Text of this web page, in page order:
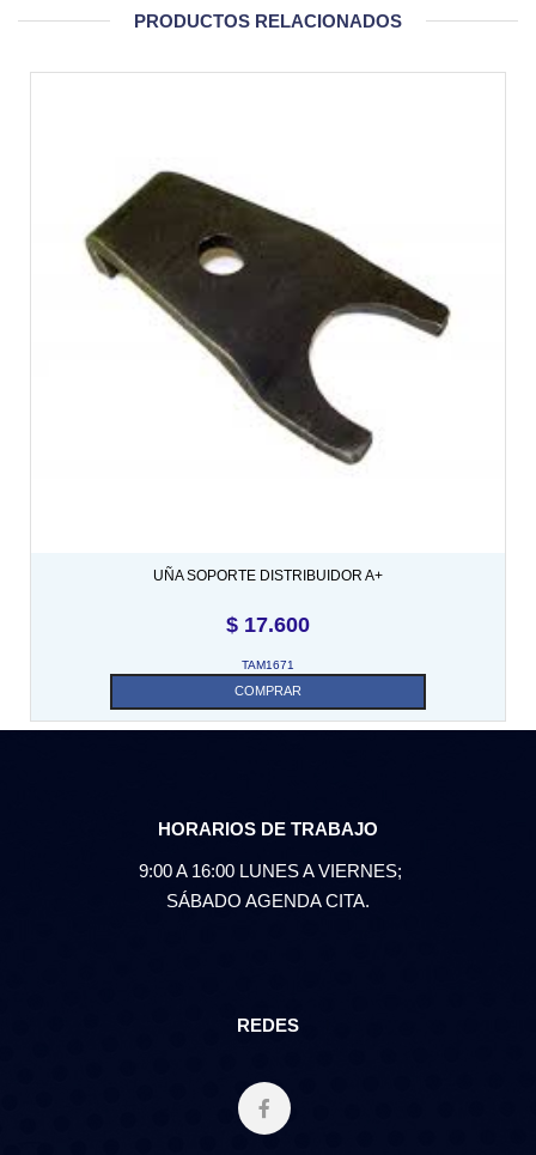
PRODUCTOS RELACIONADOS
UÑA SOPORTE DISTRIBUIDOR A+
$ 17.600
TAM1671
COMPRAR
HORARIOS DE TRABAJO
9:00 A 16:00 LUNES A VIERNES;
SÁBADO AGENDA CITA.
REDES